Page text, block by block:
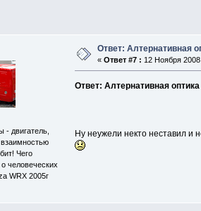
двигатель,
взаимностью
Чего
человеческих
WRX 2005г
Ответ: Алтернативная
« Ответ #7 : 12 Ноября
Ответ: Алтернативная оптика
Ну неужели некто неставил и